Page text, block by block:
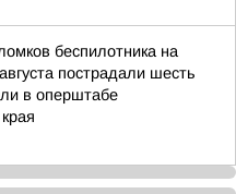
беспилотника на
пострадали шесть
в оперштабе